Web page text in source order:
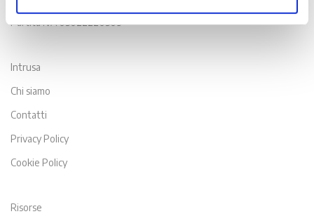
Partita IVA 03022220309
Intrusa
Chi siamo
Contatti
Privacy Policy
Cookie Policy
Risorse